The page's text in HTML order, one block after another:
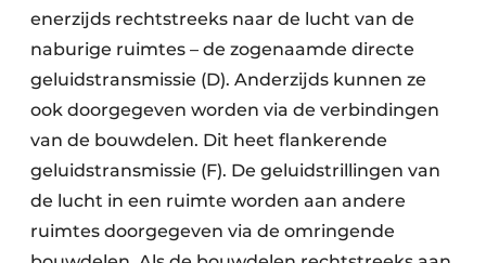
enerzijds rechtstreeks naar de lucht van de
naburige ruimtes – de zogenaamde directe
geluidstransmissie (D). Anderzijds kunnen ze
ook doorgegeven worden via de verbindingen
van de bouwdelen. Dit heet flankerende
geluidstransmissie (F). De geluidstrillingen van
de lucht in een ruimte worden aan andere
ruimtes doorgegeven via de omringende